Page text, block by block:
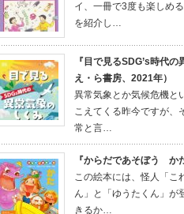
イ、一冊で3度も楽しめ
を紹介し…
『目で見るSDG’s時代
え・ら書房、2021年）
異常気象とか気候危機と
こえてくる昨今ですが、
常と言…
『からだであそぼう か
この絵本には、怪人「こ
ん」と「ゆうたくん」が
きるか…